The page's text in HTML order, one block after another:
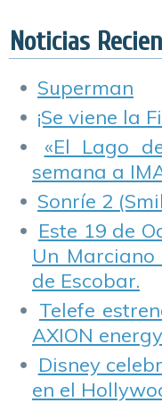
Noticias
Superman
¡Se viene la
«El Lago
semana a
Sonríe 2
Este 19 de
Un
de Escobar.
Telefe
AXION
Disney
en el